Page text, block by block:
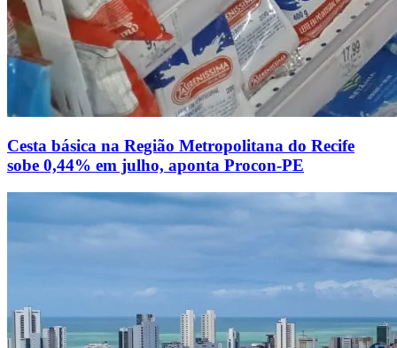
Cesta básica na Região Metropolitana do Recife
sobe 0,44% em julho, aponta Procon-PE